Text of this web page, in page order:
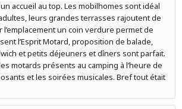
accueil au top. Les mobilhomes sont idéal
leurs grandes terrasses rajoutent de
l’emplacement un coin verdure permet de
l’Esprit Motard, proposition de balade,
et petits déjeuners et dîners sont parfait.
motards présents au camping à l’heure de
et les soirées musicales. Bref tout était